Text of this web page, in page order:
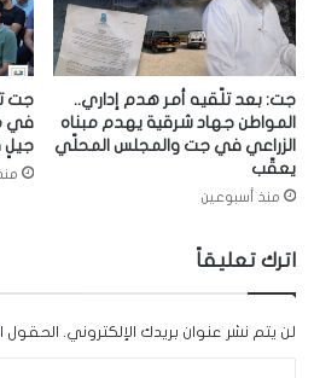
جت: بعد تلّقيه أمر هدم إداري..
المواطن جهاد شرقية يهدم مبناه
الزراعي في جت والمجلس المحلّي
يعقّب
منذ أسبوعين
جت
في
جيلٍ
اترك تعليقاً
لن يتم نشر عنوان بريدك الإلكتروني. الحقول